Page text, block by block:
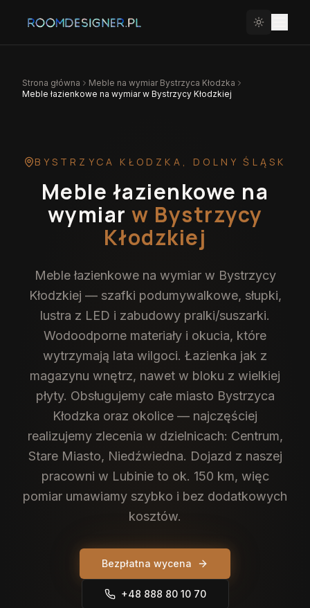
Strona główna Meble na wymiar Bystrzyca Kłodzka
Meble łazienkowe na wymiar w Bystrzycy Kłodzkiej
BYSTRZYCA KŁODZKA , DOLNY ŚLĄSK
Meble łazienkowe na
wymiar w Bystrzycy
Kłodzkiej
Meble łazienkowe na wymiar w Bystrzycy
Kłodzkiej — szafki podumywalkowe, słupki,
lustra z LED i zabudowy pralki/suszarki.
Wodoodporne materiały i okucia, które
wytrzymają lata wilgoci. Łazienka jak z
magazynu wnętrz, nawet w bloku z wielkiej
płyty. Obsługujemy całe miasto Bystrzyca
Kłodzka oraz okolice — najczęściej
realizujemy zlecenia w dzielnicach: Centrum,
Stare Miasto, Niedźwiedna. Dojazd z naszej
pracowni w Lubinie to ok. 150 km, więc
pomiar umawiamy szybko i bez dodatkowych
kosztów.
Bezpłatna wycena
+48 888 80 10 70